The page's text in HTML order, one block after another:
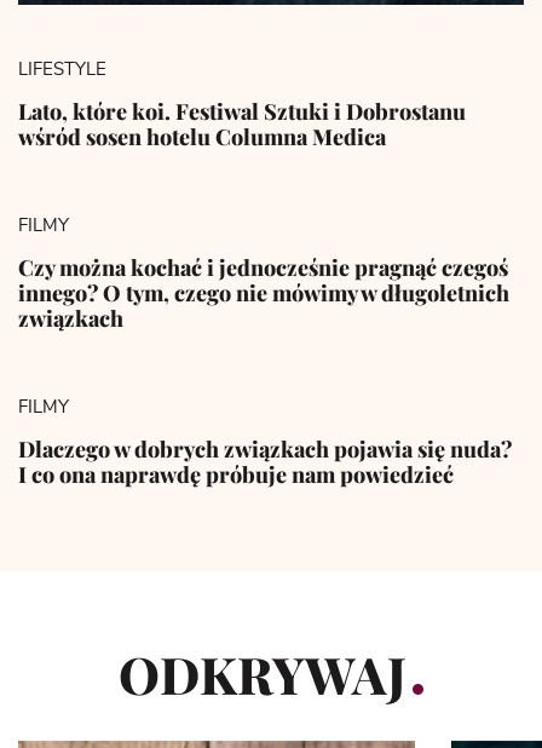
LIFESTYLE
Lato, które koi. Festiwal Sztuki i Dobrostanu
wśród sosen hotelu Columna Medica
FILMY
Czy można kochać i jednocześnie pragnąć czegoś
innego? O tym, czego nie mówimy w długoletnich
związkach
FILMY
Dlaczego w dobrych związkach pojawia się nuda?
I co ona naprawdę próbuje nam powiedzieć
ODKRYWAJ